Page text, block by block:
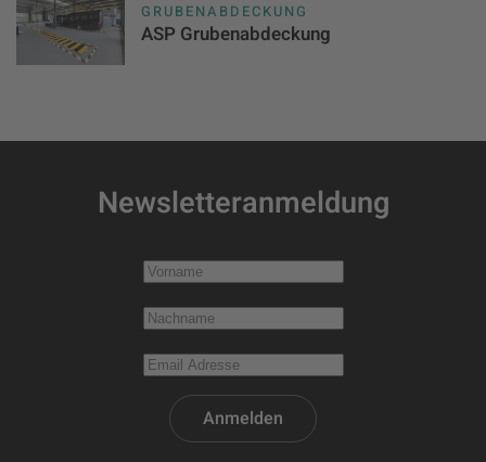
GRUBENABDECKUNG
ASP Grubenabdeckung
Newsletteranmeldung
Anmelden